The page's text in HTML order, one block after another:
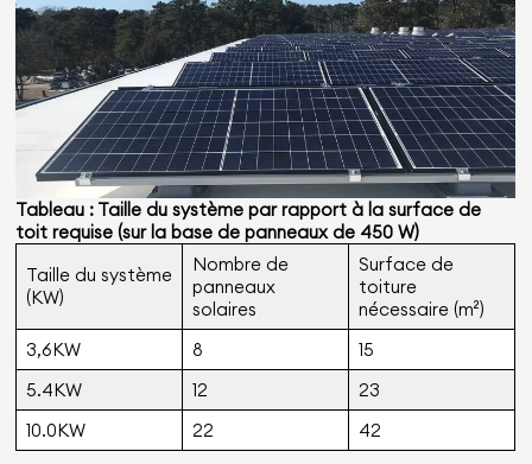
Tableau : Taille du système par rapport à la surface de
toit requise (sur la base de panneaux de 450 W)
Taille du système
(KW)
Nombre de
panneaux
solaires
Surface de
toiture
nécessaire (m²)
3,6KW
8
15
5.4KW
12
23
10.0KW
22 42